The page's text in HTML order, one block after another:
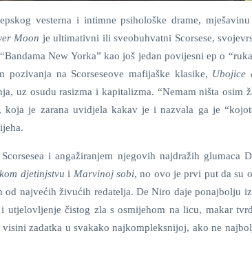
vesterna i intimne psihološke drame, mješavinu
Moon je ultimativni ili sveobuhvatni Scorsese,
New Yorka” kao još jedan povijesni ep o
na Scorseseove mafijaške klasike, Ubojice
uz osudu rasizma i kapitalizma. “Nemam ništa osim
je zarana uvidjela kakav je i nazvala ga je
i angažiranjem njegovih najdražih glumaca
djetinjstvu i Marvinoj sobi, no ovo je prvi put da su
od najvećih živućih redatelja. De Niro daje ponajbolju
utjelovljenje čistog zla s osmijehom na licu, makar
zadatka u svakako najkompleksnijoj, ako ne